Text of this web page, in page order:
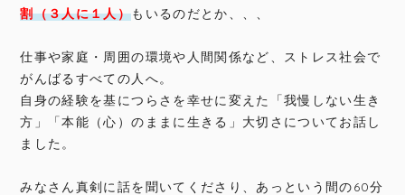
割（３人に１人）もいるのだとか、、、
仕事や家庭・周囲の環境や人間関係など、ストレス社会で
がんばるすべての人へ。
自身の経験を基につらさを幸せに変えた「我慢しない生き
方」「本能（心）のままに生きる」大切さについてお話し
ました。
みなさん真剣に話を聞いてくださり、あっという間の60分